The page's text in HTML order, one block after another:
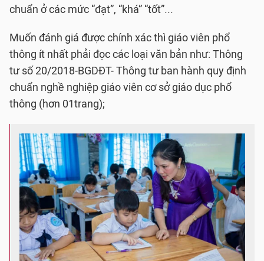
chuẩn ở các mức “đạt”, “khá” “tốt”...
Muốn đánh giá được chính xác thì giáo viên phổ
thông ít nhất phải đọc các loại văn bản như: Thông
tư số 20/2018-BGDĐT- Thông tư ban hành quy định
chuẩn nghề nghiệp giáo viên cơ sở giáo dục phổ
thông (hơn 01trang);